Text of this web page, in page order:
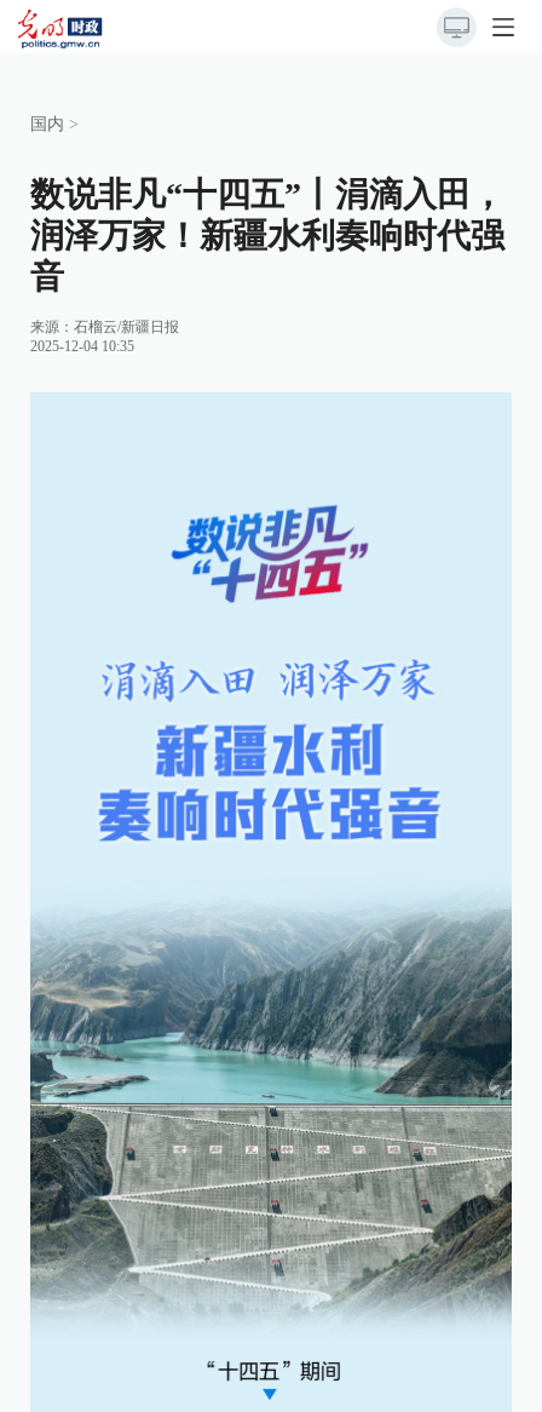
国内 >
数说非凡“十四五”丨涓滴入田，
润泽万家！新疆水利奏响时代强
音
来源： 石榴云/新疆日报
2025-12-04 10:35